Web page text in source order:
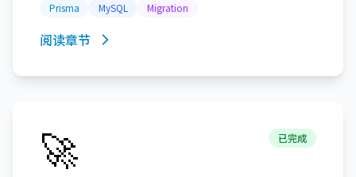
Prisma MySQL Migration
阅读章节
🚀 已完成